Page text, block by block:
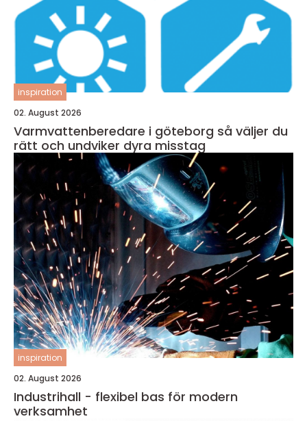
inspiration
02. August 2026
Varmvattenberedare i göteborg så väljer du
rätt och undviker dyra misstag
inspiration
02. August 2026
Industrihall - flexibel bas för modern
verksamhet